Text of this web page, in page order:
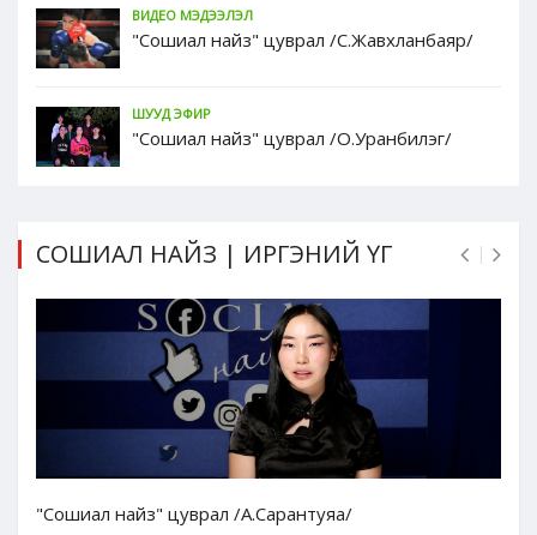
ВИДЕО МЭДЭЭЛЭЛ
"Сошиал найз" цуврал /С.Жавхланбаяр/
ШУУД ЭФИР
"Сошиал найз" цуврал /О.Уранбилэг/
СОШИАЛ НАЙЗ | ИРГЭНИЙ ҮГ
"Сошиал найз" цуврал /А.Сарантуяа/